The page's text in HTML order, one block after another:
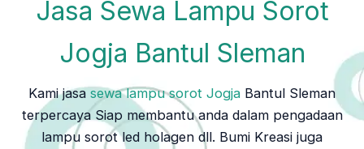
Jasa Sewa Lampu Sorot
Jogja Bantul Sleman
Kami jasa sewa lampu sorot Jogja Bantul Sleman
terpercaya Siap membantu anda dalam pengadaan
lampu sorot led holagen dll. Bumi Kreasi juga